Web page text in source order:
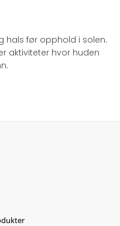
hals før opphold i solen.
aktiviteter hvor huden